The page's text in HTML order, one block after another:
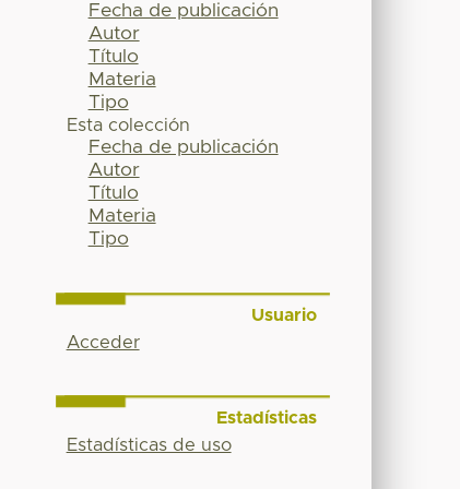
Fecha de publicación
Autor
Título
Materia
Tipo
Esta colección
Fecha de publicación
Autor
Título
Materia
Tipo
Usuario
Acceder
Estadísticas
Estadísticas de uso